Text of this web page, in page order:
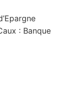
: Banque